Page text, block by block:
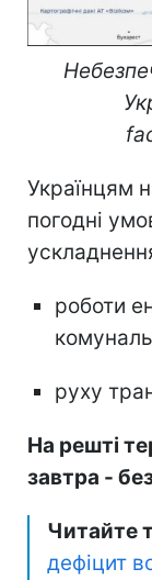
Українцям
погодні
роботи
руху
На решті
завтра -
Читайте
дефіцит